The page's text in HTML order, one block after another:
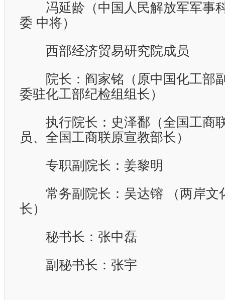
冯延龄（中国人民解放军军事
委 中将）
西部经济贸易研究院成员
院长：阎家铭（原中国化工部
委驻化工部纪检组组长）
执行院长：史泽鄱（全国工商
员、全国工商联原宣教部长）
专职副院长：姜黎明
常务副院长：吴达镕
（两岸
长）
秘书长：张中磊
副秘书长：张宇